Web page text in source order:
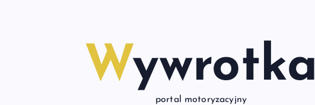
Wywrotka
portal motoryzacyjny